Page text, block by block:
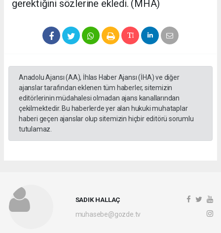
gerektiğini sözlerine ekledi. (MHA)
Anadolu Ajansı (AA), İhlas Haber Ajansı (İHA) ve diğer
ajanslar tarafından eklenen tüm haberler, sitemizin
editörlerinin müdahalesi olmadan ajans kanallarından
çekilmektedir. Bu haberlerde yer alan hukuki muhataplar
haberi geçen ajanslar olup sitemizin hiçbir editörü sorumlu
tutulamaz.
SADIK HALLAÇ
muhasebe@gozde.tv